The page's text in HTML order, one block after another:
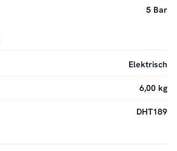
5 Bar
Elektrisch
6,00 kg
DHT189